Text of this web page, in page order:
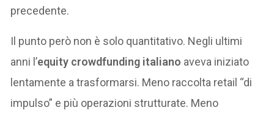
precedente.
Il punto però non è solo quantitativo. Negli ultimi
anni l’equity crowdfunding italiano aveva iniziato
lentamente a trasformarsi. Meno raccolta retail “di
impulso” e più operazioni strutturate. Meno